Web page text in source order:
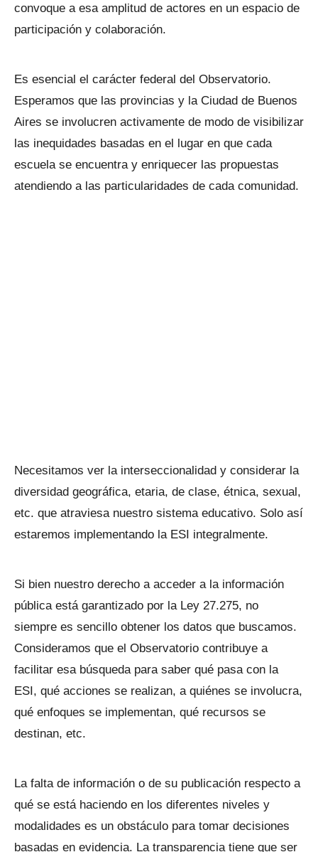
convoque a esa amplitud de actores en un espacio de
participación y colaboración.
Es esencial el carácter federal del Observatorio.
Esperamos que las provincias y la Ciudad de Buenos
Aires se involucren activamente de modo de visibilizar
las inequidades basadas en el lugar en que cada
escuela se encuentra y enriquecer las propuestas
atendiendo a las particularidades de cada comunidad.
Necesitamos ver la interseccionalidad y considerar la
diversidad geográfica, etaria, de clase, étnica, sexual,
etc. que atraviesa nuestro sistema educativo. Solo así
estaremos implementando la ESI integralmente.
Si bien nuestro derecho a acceder a la información
pública está garantizado por la Ley 27.275, no
siempre es sencillo obtener los datos que buscamos.
Consideramos que el Observatorio contribuye a
facilitar esa búsqueda para saber qué pasa con la
ESI, qué acciones se realizan, a quiénes se involucra,
qué enfoques se implementan, qué recursos se
destinan, etc.
La falta de información o de su publicación respecto a
qué se está haciendo en los diferentes niveles y
modalidades es un obstáculo para tomar decisiones
basadas en evidencia. La transparencia tiene que ser